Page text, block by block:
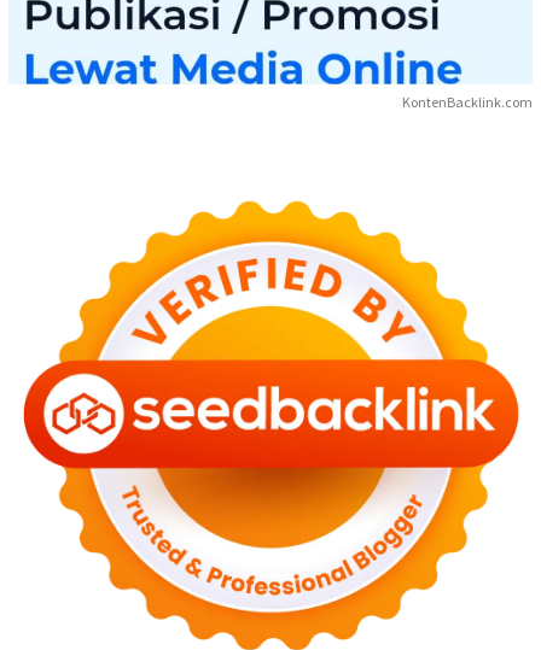
KontenBacklink.com